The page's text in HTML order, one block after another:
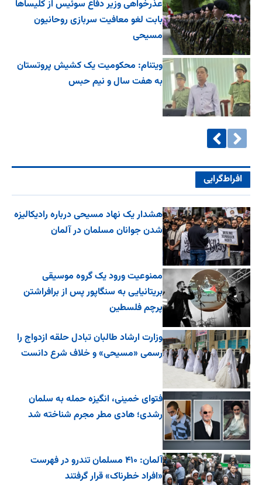
عذرخواهی وزیر دفاع سوئیس از کلیساها
بابت لغو معافیت سربازی روحانیون
مسیحی
ویتنام: محکومیت یک کشیش پروتستان
به هفت سال و نیم حبس
افراط‌گرایی
هشدار یک نهاد مسیحی درباره رادیکالیزه
شدن جوانان مسلمان در آلمان
ممنوعیت ورود یک گروه موسیقی
بریتانیایی به سنگاپور پس از برافراشتن
پرچم فلسطین
وزارت ارشاد طالبان تبادل حلقه ازدواج را
رسمی «مسیحی» و خلاف شرع دانست
فتوای خمینی، انگیزه حمله به سلمان
رشدی؛ هادی مطر مجرم شناخته شد
آلمان: ۴۱۰ مسلمان تندرو در فهرست
«افراد خطرناک» قرار گرفتند